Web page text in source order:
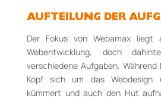
AUFTEILUNG DER
Der Fokus von Webamax liegt
Webentwicklung, doch
verschiedene Aufgaben.
Kopf sich um das Webdesign
kümmert und auch den Hut